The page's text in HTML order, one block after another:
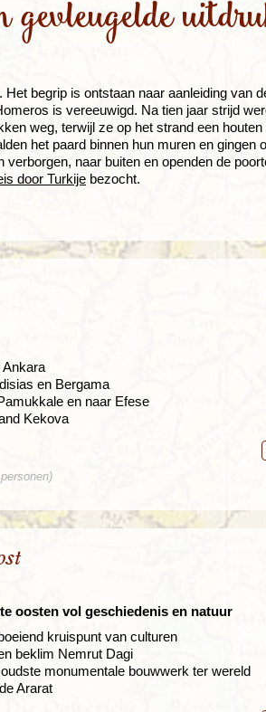
begrip is ontstaan naar aanleiding van
is vereeuwigd. Na tien jaar strijd
weg, terwijl ze op het strand een
het paard binnen hun muren en gingen
naar buiten en openden de
door Turkije bezocht.
Ankara
en Bergama
en naar Efese
Kekova
oosten vol geschiedenis en natuur
kruispunt van culturen
beklim Nemrut Dagi
monumentale bouwwerk ter wereld
Ararat